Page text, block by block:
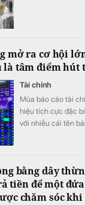
mở ra cơ hội
là tâm điểm hút
Tài chính
Mùa báo cáo tài
hiệu tích cực đặc
với nhiều cái tên
bằng dây
tiền để một
chăm sóc khi